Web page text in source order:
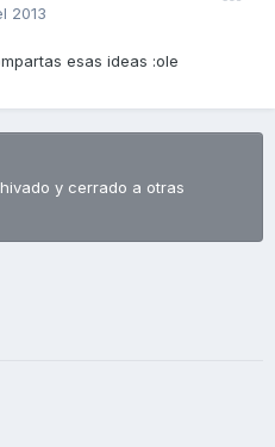
2013
esas ideas :ole
y cerrado a otras